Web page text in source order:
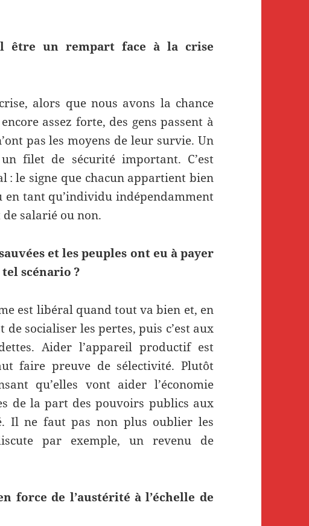
être un rempart face à la crise
alors que nous avons la chance
assez forte, des gens passent à
pas les moyens de leur survie. Un
filet de sécurité important. C’est
: le signe que chacun appartient bien
en tant qu’individu indépendamment
salarié ou non.
et les peuples ont eu à payer
scénario ?
est libéral quand tout va bien et, en
de socialiser les pertes, puis c’est aux
Aider l’appareil productif est
faire preuve de sélectivité. Plutôt
qu’elles vont aider l’économie
de la part des pouvoirs publics aux
Il ne faut pas non plus oublier les
par exemple, un revenu de
force de l’austérité à l’échelle de